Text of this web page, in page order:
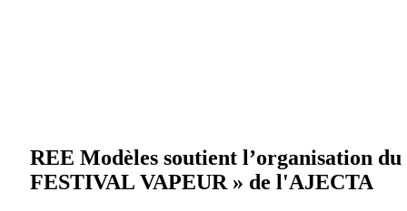
REE Modèles soutient l’organisation du
FESTIVAL VAPEUR » de l'AJECTA